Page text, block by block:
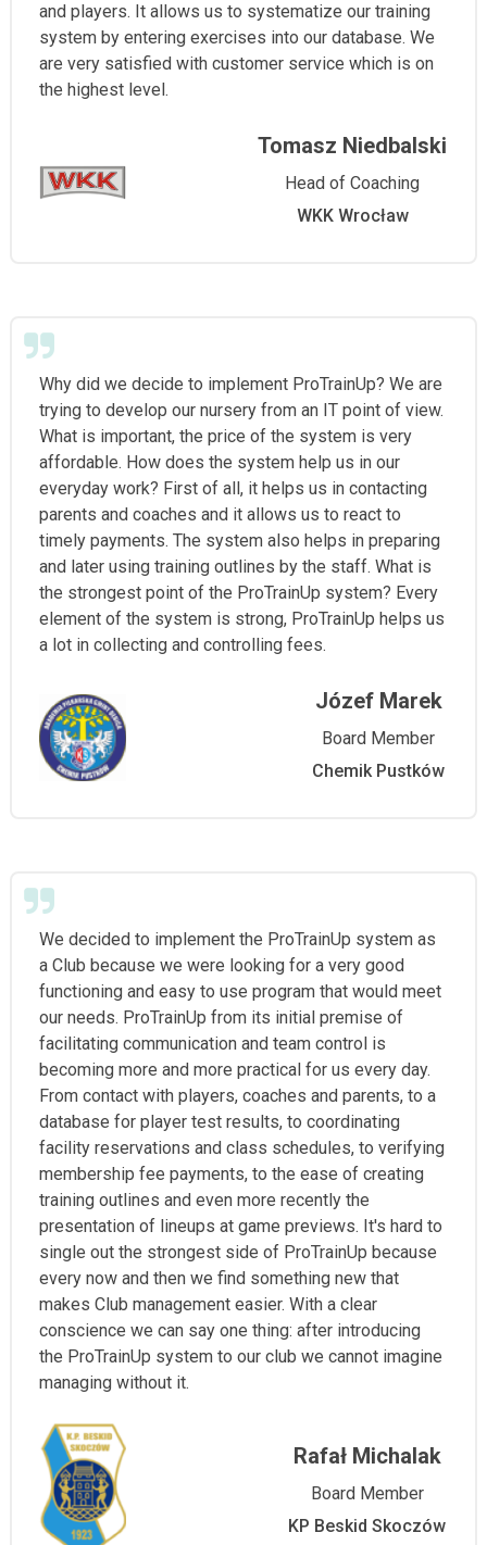
and players. It allows us to systematize our training
system by entering exercises into our database. We
are very satisfied with customer service which is on
the highest level.
Tomasz Niedbalski
Head of Coaching
WKK Wrocław
Why did we decide to implement ProTrainUp? We are
trying to develop our nursery from an IT point of view.
What is important, the price of the system is very
affordable. How does the system help us in our
everyday work? First of all, it helps us in contacting
parents and coaches and it allows us to react to
timely payments. The system also helps in preparing
and later using training outlines by the staff. What is
the strongest point of the ProTrainUp system? Every
element of the system is strong, ProTrainUp helps us
a lot in collecting and controlling fees.
Józef Marek
Board Member
Chemik Pustków
We decided to implement the ProTrainUp system as
a Club because we were looking for a very good
functioning and easy to use program that would meet
our needs. ProTrainUp from its initial premise of
facilitating communication and team control is
becoming more and more practical for us every day.
From contact with players, coaches and parents, to a
database for player test results, to coordinating
facility reservations and class schedules, to verifying
membership fee payments, to the ease of creating
training outlines and even more recently the
presentation of lineups at game previews. It's hard to
single out the strongest side of ProTrainUp because
every now and then we find something new that
makes Club management easier. With a clear
conscience we can say one thing: after introducing
the ProTrainUp system to our club we cannot imagine
managing without it.
Rafał Michalak
Board Member
KP Beskid Skoczów